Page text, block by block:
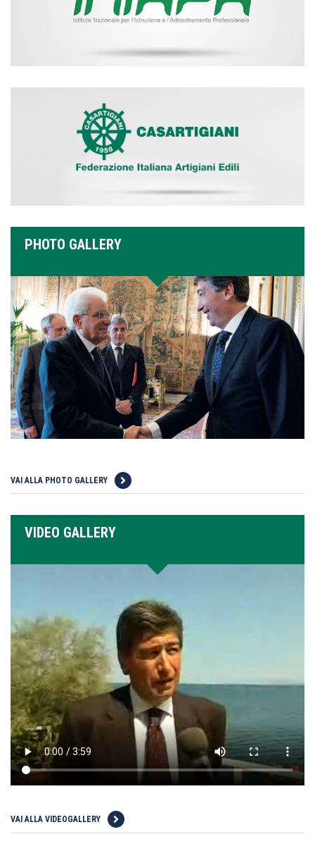
PHOTO GALLERY
VAI ALLA PHOTO GALLERY
VIDEO GALLERY
VAI ALLA VIDEOGALLERY